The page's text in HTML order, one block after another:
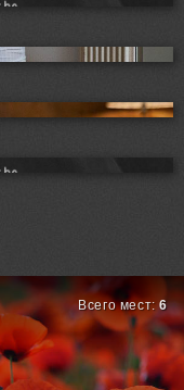
Всего мест:6